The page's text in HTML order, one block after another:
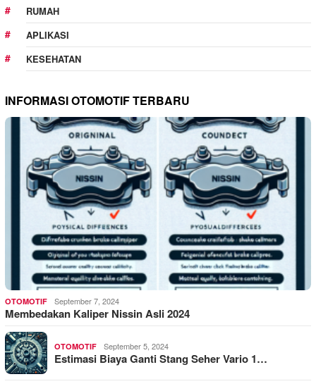
RUMAH
APLIKASI
KESEHATAN
INFORMASI OTOMOTIF TERBARU
OTOMOTIF September 7, 2024
Membedakan Kaliper Nissin Asli 2024
OTOMOTIF September 5, 2024
Estimasi Biaya Ganti Stang Seher Vario 1…